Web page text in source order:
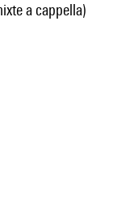
a cappella)